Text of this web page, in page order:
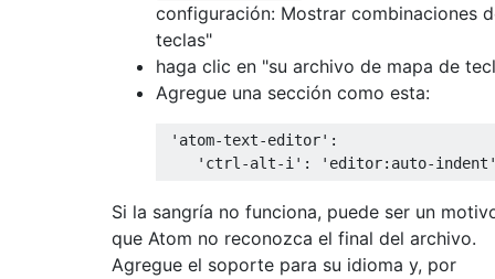
configuración: Mostrar combinaciones
teclas"
haga clic en "su archivo de mapa de
Agregue una sección como esta:
'atom-text-editor':
Si la sangría no funciona, puede ser un
que Atom no reconozca el final del archivo.
Agregue el soporte para su idioma y, por